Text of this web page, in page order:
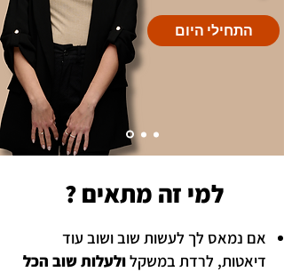
התחילי היום
למי זה מתאים ?
אם נמאס לך לעשות שוב ושוב עוד
דיאטות, לרדת במשקלולעלות שוב הכל